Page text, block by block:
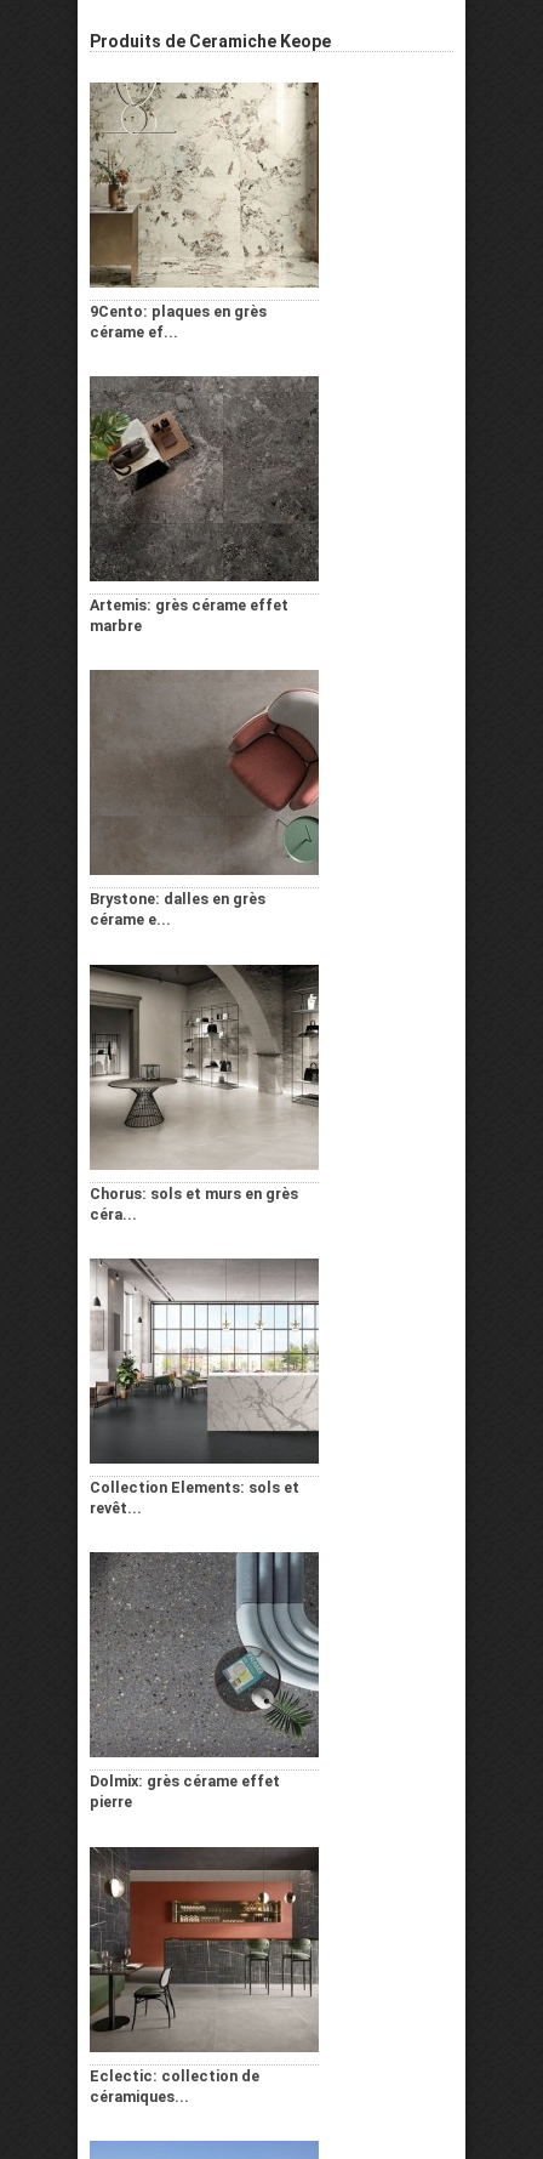
Produits de Ceramiche Keope
9Cento: plaques en grès
cérame ef...
Artemis: grès cérame effet
marbre
Brystone: dalles en grès
cérame e...
Chorus: sols et murs en grès
céra...
Collection Elements: sols et
revêt...
Dolmix: grès cérame effet
pierre
Eclectic: collection de
céramiques...